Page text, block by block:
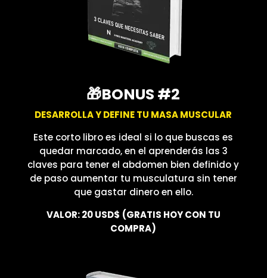
🎁BONUS #2
DESARROLLA Y DEFINE TU MASA MUSCULAR
Este corto libro es ideal si lo que buscas es
quedar marcado, en el aprenderás las 3
claves para tener el abdomen bien definido y
de paso aumentar tu musculatura sin tener
que gastar dinero en ello.
VALOR: 20 USD$ (GRATIS HOY CON TU
COMPRA)